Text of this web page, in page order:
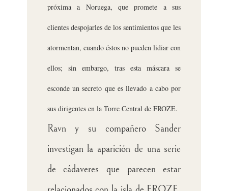
próxima a Noruega, que promete a sus
clientes despojarles de los sentimientos que les
atormentan, cuando éstos no pueden lidiar con
ellos; sin embargo, tras esta máscara se
esconde un secreto que es llevado a cabo por
sus dirigentes en la Torre Central de FROZE.
Ravn y su compañero Sander
investigan la aparición de una serie
de cádaveres que parecen estar